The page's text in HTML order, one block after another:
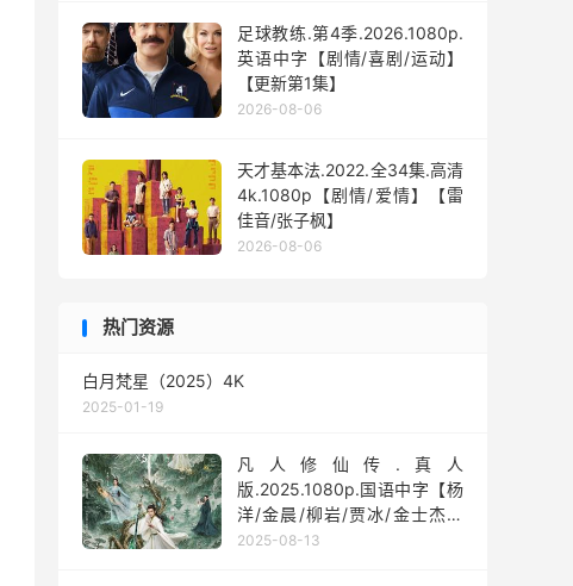
足球教练.第4季.2026.1080p.
英语中字【剧情/喜剧/运动】
【更新第1集】
2026-08-06
天才基本法.2022.全34集.高清
4k.1080p【剧情/爱情】【雷
佳音/张子枫】
2026-08-06
热门资源
白月梵星（2025）4K
2025-01-19
凡人修仙传.真人
版.2025.1080p.国语中字【杨
洋/金晨/柳岩/贾冰/金士杰】
【全30集】
2025-08-13